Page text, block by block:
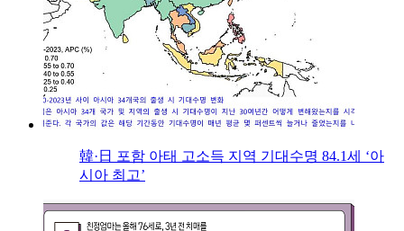
韓·日 포함 아태 고소득 지역 기대수명 84.1세 ‘아
시아 최고’